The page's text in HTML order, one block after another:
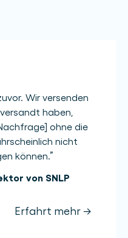
Wir versenden
haben,
ohne die
nicht
können.”
von SNLP
Erfahrt mehr →